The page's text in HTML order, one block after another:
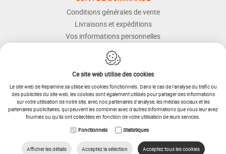
Conditions générales de vente
Livraisons et expéditions
Vos informations personnelles
Modes de paiement
Services Après-vente
Aide et assistance
IDcreation 2025
Plan du site
Cookie Policy
Privacy policy
Ce site web utilise des cookies
Le site web de Repamine sa utilise les cookies fonctionnels. Dans le cas de l'analyse du trafic ou
des publicités du site web, les cookies sont également utilisés pour partager des informations
sur votre utilisation de notre site, avec nos partenaires d'analyse, les médias sociaux et les
partenaires publicitaires, qui peuvent les combiner avec d'autres informations que vous leur avez
fournies ou qu'ils ont collectées en fonction de votre utilisation de leurs services.
Fonctionnels
Statistiques
Afficher les détails Acceptez la sélection Acceptez tous les cookies